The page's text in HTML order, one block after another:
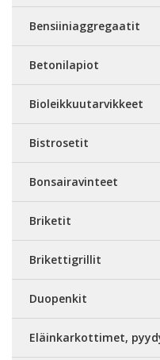
Bensiiniaggregaatit
Betonilapiot
Bioleikkuutarvikkeet
Bistrosetit
Bonsairavinteet
Briketit
Brikettigrillit
Duopenkit
Eläinkarkottimet,